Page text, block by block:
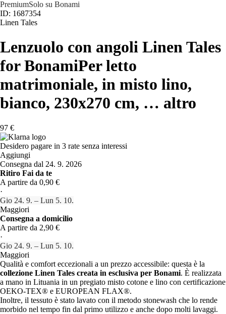
PremiumSolo su Bonami
ID: 1687354
Linen Tales
Lenzuolo con angoli Linen Tales
for BonamiPer letto
matrimoniale, in misto lino,
bianco, 230x270 cm, … altro
97 €
Desidero pagare in 3 rate senza interessi
Aggiungi
Consegna dal 24. 9. 2026
Ritiro Fai da te
A partire da 0,90 €
·
Gio 24. 9. – Lun 5. 10.
Maggiori
Consegna a domicilio
A partire da 2,90 €
·
Gio 24. 9. – Lun 5. 10.
Maggiori
Qualità e comfort eccezionali a un prezzo accessibile: questa è la
collezione Linen Tales creata in esclusiva per Bonami. È realizzata
a mano in Lituania in un pregiato misto cotone e lino con certificazione
OEKO-TEX® e EUROPEAN FLAX®.
Inoltre, il tessuto è stato lavato con il metodo stonewash che lo rende
morbido nel tempo fin dal primo utilizzo e anche dopo molti lavaggi.